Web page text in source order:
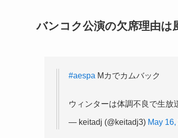
バンコク公演の欠席理由は
#aespa Mカでカムバック
ウィンターは体調不良で生放
— keitadj (@keitadj3) May